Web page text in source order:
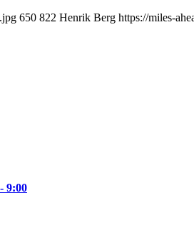
650 822 Henrik Berg https://miles-
9:00